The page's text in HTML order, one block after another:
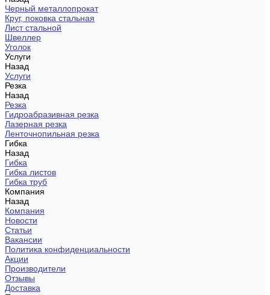
Черный металлопрокат
Круг, поковка стальная
Лист стальной
Швеллер
Уголок
Услуги
Назад
Услуги
Резка
Назад
Резка
Гидроабразивная резка
Лазерная резка
Ленточнопильная резка
Гибка
Назад
Гибка
Гибка листов
Гибка труб
Компания
Назад
Компания
Новости
Статьи
Вакансии
Политика конфиденциальности
Акции
Производители
Отзывы
Доставка